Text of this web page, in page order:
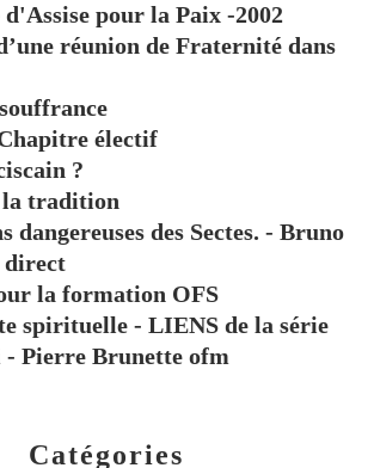
Catégories
d'Assise pour la Paix -2002
réunion de Fraternité dans
électif
?
la tradition
dangereuses des Sectes. - Bruno
direct
la formation OFS
spirituelle - LIENS de la série
- Pierre Brunette ofm